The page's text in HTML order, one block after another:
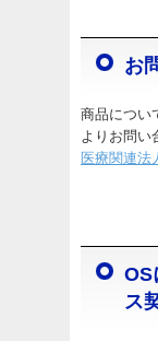
お
商品につい
よりお問い
医療関連法
OS
ス